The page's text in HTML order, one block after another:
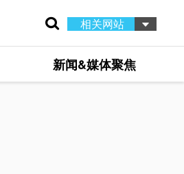
相关网站
新闻&媒体聚焦